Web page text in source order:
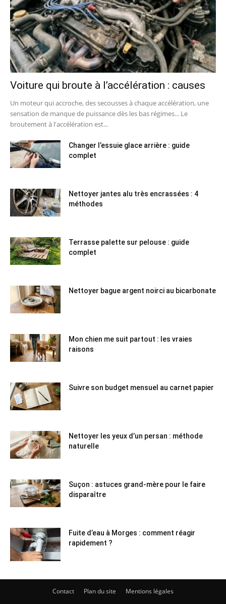
Voiture qui broute à l’accélération : causes
Un moteur qui accroche, des secousses à chaque accélération, une
sensation de manque de puissance dès les bas régimes... Le
broutement à l'accélération est...
Changer l’essuie glace arrière : guide
complet
Nettoyer jantes alu très encrassées : 4
méthodes
Terrasse palette sur pelouse : guide
complet
Nettoyer bague argent noirci au bicarbonate
Mon chien me suit partout : les vraies
raisons
Suivre son budget mensuel au carnet papier
Nettoyer les yeux d’un persan : méthode
naturelle
Suçon : astuces grand-mère pour le faire
disparaître
Fuite d’eau à Morges : comment réagir
rapidement ?
Contact Plan du site Mentions légales